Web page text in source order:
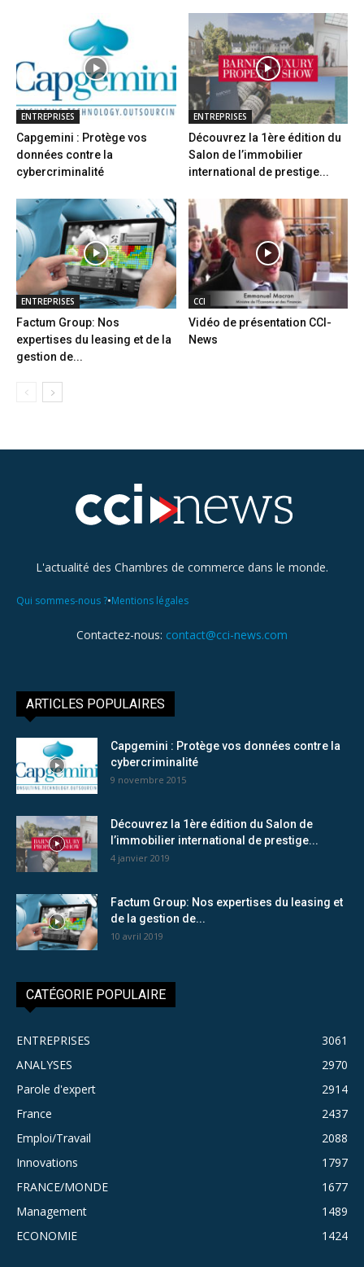
ENTREPRISES
Capgemini : Protège vos
données contre la
cybercriminalité
ENTREPRISES
Découvrez la 1ère édition du
Salon de l’immobilier
international de prestige...
ENTREPRISES
Factum Group: Nos
expertises du leasing et de la
gestion de...
CCI
Vidéo de présentation CCI-
News
L'actualité des Chambres de commerce dans le monde.
Qui sommes-nous ?•Mentions légales
Contactez-nous: contact@cci-news.com
ARTICLES POPULAIRES
Capgemini : Protège vos données contre la
cybercriminalité
9 novembre 2015
Découvrez la 1ère édition du Salon de
l’immobilier international de prestige...
4 janvier 2019
Factum Group: Nos expertises du leasing et
de la gestion de...
10 avril 2019
CATÉGORIE POPULAIRE
ENTREPRISES
3061
ANALYSES
2970
Parole d'expert
2914
France
2437
Emploi/Travail
2088
Innovations
1797
FRANCE/MONDE
1677
Management
1489
ECONOMIE
1424